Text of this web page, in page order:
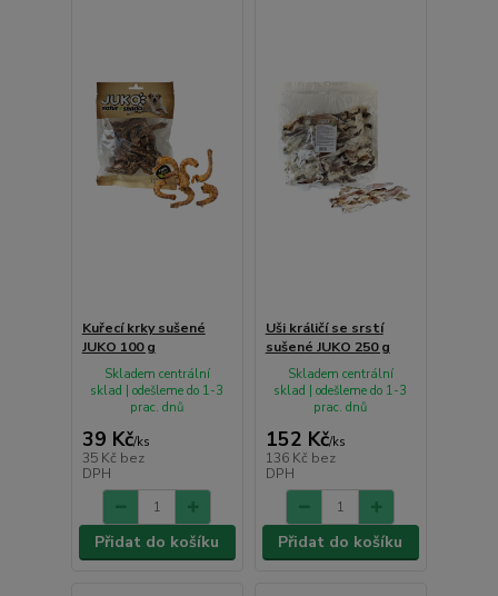
Kuřecí krky sušené
JUKO 100 g
39 Kč/ks
35 Kč bez
DPH
Skladem centrální
sklad | odešleme do 1-3
prac. dnů
Přidat do košíku
Uši králičí se srstí
sušené JUKO 250 g
152 Kč/ks
136 Kč bez
DPH
Skladem centrální
sklad | odešleme do 1-3
prac. dnů
Přidat do košíku